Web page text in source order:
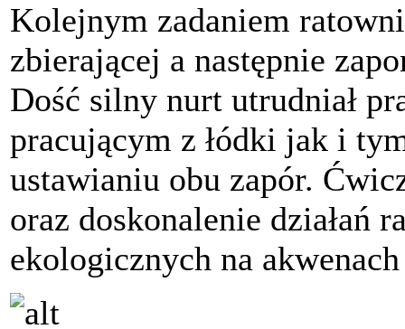
Kolejnym zadaniem
zbierającej a następnie
Dość silny nurt utrudniał
pracującym z łódki jak i
ustawianiu obu zapór.
oraz doskonalenie działań
ekologicznych na